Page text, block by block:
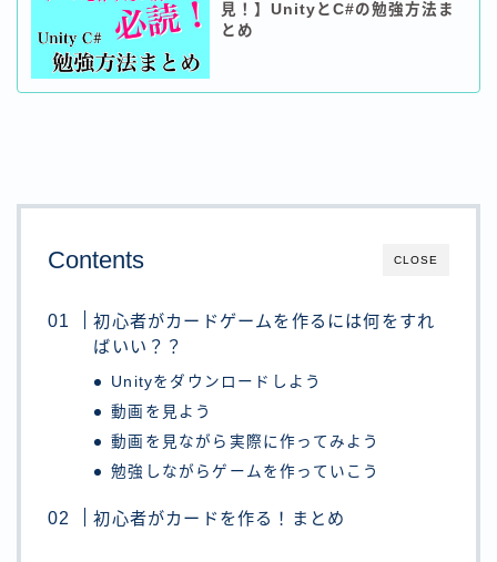
見！】UnityとC#の勉強方法ま
とめ
CLOSE
Contents
初心者がカードゲームを作るには何をすれ
ばいい？？
Unityをダウンロードしよう
動画を見よう
動画を見ながら実際に作ってみよう
勉強しながらゲームを作っていこう
初心者がカードを作る！まとめ